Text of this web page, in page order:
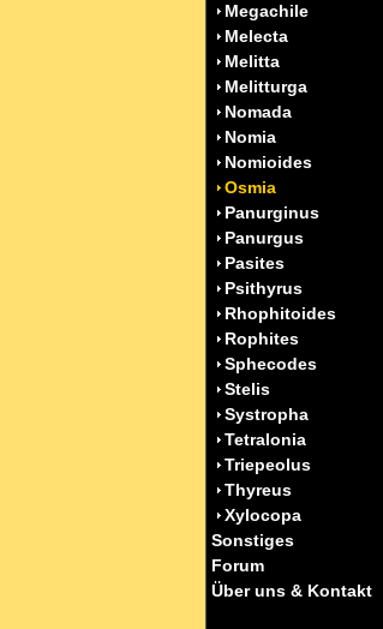
Megachile
Melecta
Melitta
Melitturga
Nomada
Nomia
Nomioides
Osmia
Panurginus
Panurgus
Pasites
Psithyrus
Rhophitoides
Rophites
Sphecodes
Stelis
Systropha
Tetralonia
Triepeolus
Thyreus
Xylocopa
Sonstiges
Forum
Über uns & Kontakt